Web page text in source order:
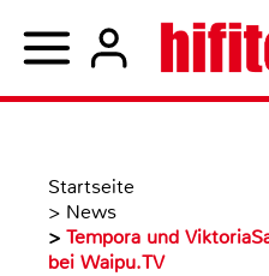
Startseite
> News
> Tempora und
bei Waipu.TV